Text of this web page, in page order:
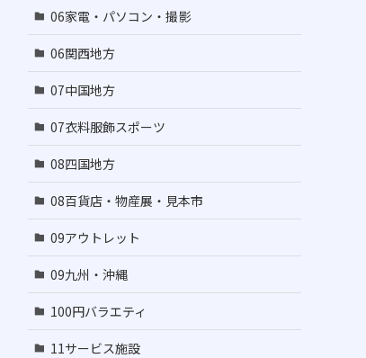
06家電・パソコン・撮影
06関西地方
07中国地方
07衣料服飾スポーツ
08四国地方
08百貨店・物産展・見本市
09アウトレット
09九州・沖縄
100円バラエティ
11サービス施設